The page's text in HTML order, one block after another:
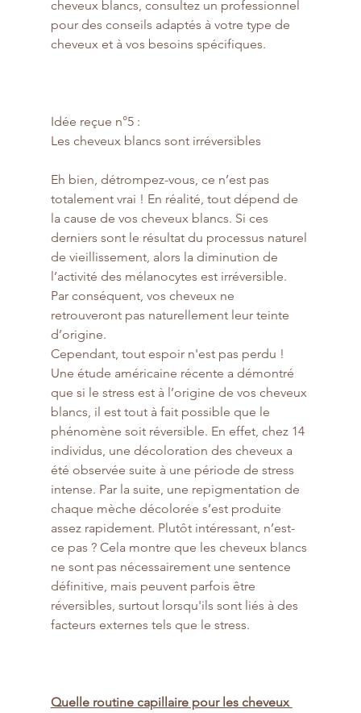
cheveux blancs, consultez un professionnel
pour des conseils adaptés à votre type de
cheveux et à vos besoins spécifiques.
Idée reçue n°5 :
Les cheveux blancs sont irréversibles
Eh bien, détrompez-vous, ce n’est pas
totalement vrai ! En réalité, tout dépend de
la cause de vos cheveux blancs. Si ces
derniers sont le résultat du processus naturel
de vieillissement, alors la diminution de
l’activité des mélanocytes est irréversible.
Par conséquent, vos cheveux ne
retrouveront pas naturellement leur teinte
d’origine.
Cependant, tout espoir n'est pas perdu !
Une étude américaine récente a démontré
que si le stress est à l’origine de vos cheveux
blancs, il est tout à fait possible que le
phénomène soit réversible. En effet, chez 14
individus, une décoloration des cheveux a
été observée suite à une période de stress
intense. Par la suite, une repigmentation de
chaque mèche décolorée s’est produite
assez rapidement. Plutôt intéressant, n’est-
ce pas ? Cela montre que les cheveux blancs
ne sont pas nécessairement une sentence
définitive, mais peuvent parfois être
réversibles, surtout lorsqu'ils sont liés à des
facteurs externes tels que le stress.
Quelle routine capillaire pour les cheveux